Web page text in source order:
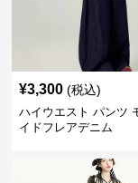
¥3,300 (税込)
ハイウエスト パンツ
イドフレアデニム